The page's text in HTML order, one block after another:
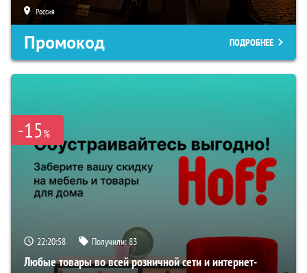
Россия
Промокод ПОДРОБНЕЕ
-15%
22:20:57 Получили:83
Любые товары во всей розничной сети и интернет-